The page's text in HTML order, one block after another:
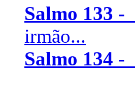
Salmo 133 -
irmão...
Salmo 134 -